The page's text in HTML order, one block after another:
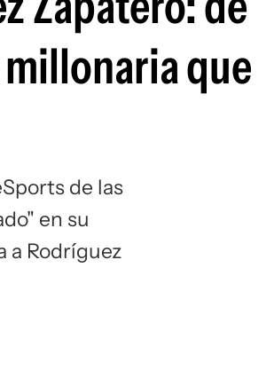
Siguenos en:
que
de las
en su
a Rodríguez